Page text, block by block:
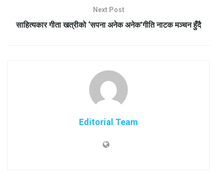
Next Post
साहित्यकार गीता खत्रीको ‘सपना अनेक अनेक’गीति नाटक मञ्चन हुँदै
Editorial Team